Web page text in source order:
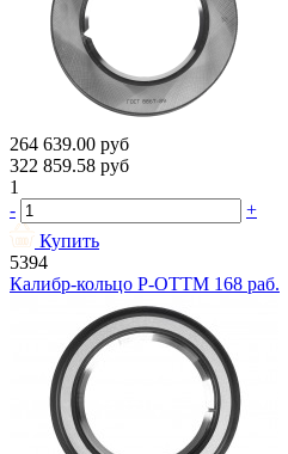
264 639.00 руб
322 859.58 руб
1
-
+
Купить
5394
Калибр-кольцо Р-ОТТМ 168 раб.